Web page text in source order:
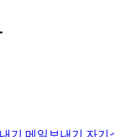
기 메일보내기 자기